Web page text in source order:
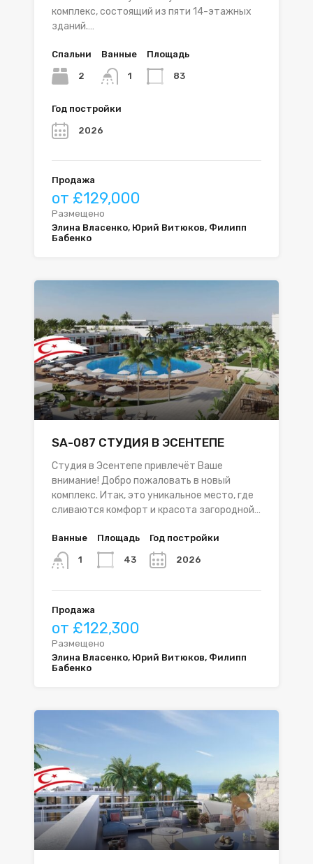
комплекс, состоящий из пяти 14-этажных
зданий.…
Спальни
2
Ванные
1
Площадь
83
Год постройки
2026
Продажа
от £129,000
Размещено
Элина Власенко, Юрий Витюков, Филипп
Бабенко
SA-087 СТУДИЯ В ЭСЕНТЕПЕ
Студия в Эсентепе привлечёт Ваше
внимание! Добро пожаловать в новый
комплекс. Итак, это уникальное место, где
сливаются комфорт и красота загородной…
Ванные
1
Площадь
43
Год постройки
2026
Продажа
от £122,300
Размещено
Элина Власенко, Юрий Витюков, Филипп
Бабенко